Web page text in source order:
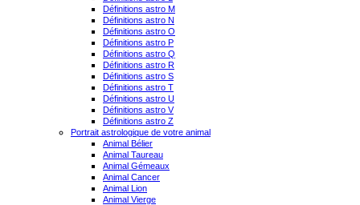
Définitions astro M
Définitions astro N
Définitions astro O
Définitions astro P
Définitions astro Q
Définitions astro R
Définitions astro S
Définitions astro T
Définitions astro U
Définitions astro V
Définitions astro Z
Portrait astrologique de votre animal
Animal Bélier
Animal Taureau
Animal Gémeaux
Animal Cancer
Animal Lion
Animal Vierge